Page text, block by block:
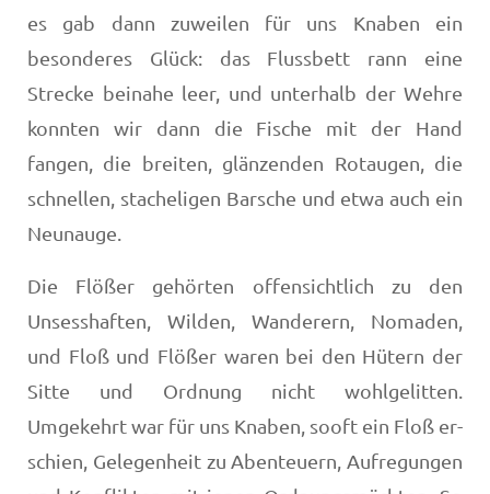
es gab dann zu­weilen für uns Knaben ein
besonderes Glück: das Flussbett rann eine
Strecke beinahe leer, und unterhalb der Wehre
konnten wir dann die Fische mit der Hand
fangen, die brei­ten, glänzenden Rotaugen, die
schnellen, stacheligen Bar­sche und etwa auch ein
Neunauge.
Die Flößer gehörten offensichtlich zu den
Unsesshaften, Wilden, Wanderern, Nomaden,
und Floß und Flößer wa­ren bei den Hütern der
Sitte und Ordnung nicht wohlgelit­ten.
Umgekehrt war für uns Knaben, sooft ein Floß er­
schien, Gelegenheit zu Abenteuern, Aufregungen